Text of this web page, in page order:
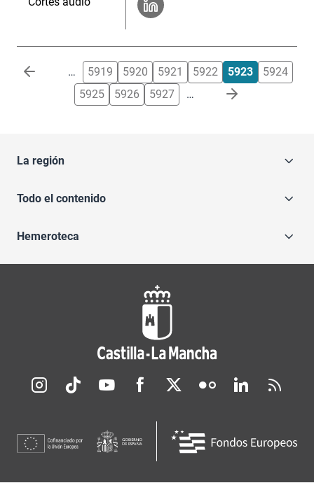
Paginación … 5919 5920 5921 5922 5923
5924
5925
5926 5927 …
La región
Todo el contenido
Hemeroteca
Redes sociales JCCM